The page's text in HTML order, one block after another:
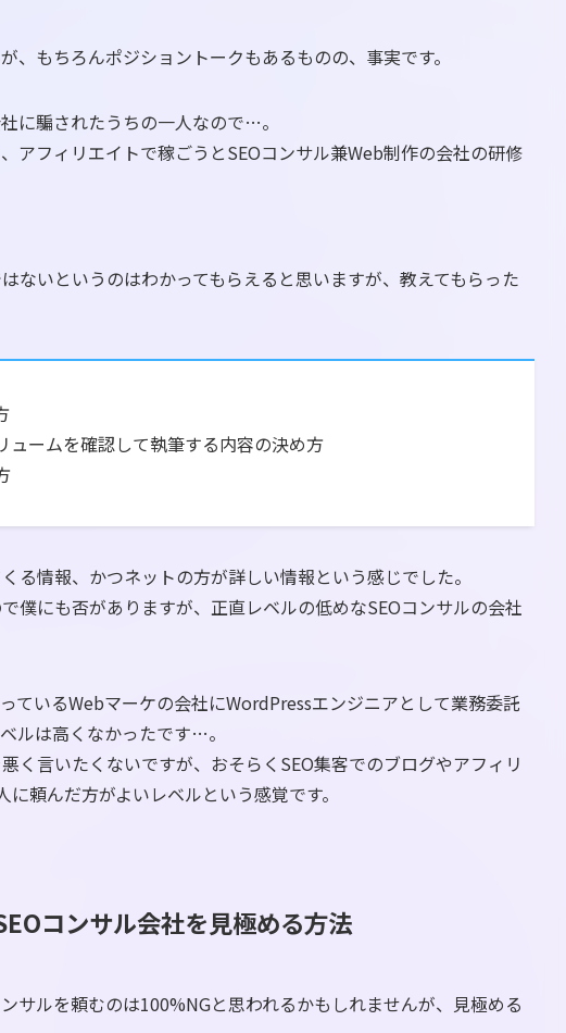
、もちろんポジショントークもあるものの、事実です。
に騙されたうちの一人なので…。
アフィリエイトで稼ごうとSEOコンサル兼Web制作の会社の研修
ないというのはわかってもらえると思いますが、教えてもらった
ュームを確認して執筆する内容の決め方
る情報、かつネットの方が詳しい情報という感じでした。
僕にも否がありますが、正直レベルの低めなSEOコンサルの会社
ているWebマーケの会社にWordPressエンジニアとして業務委託
ルは高くなかったです…。
く言いたくないですが、おそらくSEO集客でのブログやアフィリ
頼んだ方がよいレベルという感覚です。
コンサル会社を見極める方法
サルを頼むのは100%NGと思われるかもしれませんが、見極める